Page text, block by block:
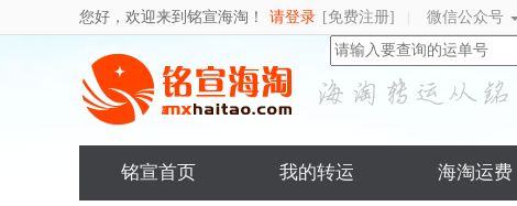
您好，欢迎来到铭宣海淘！ 请登录 [免费注册] 微信公众号
铭宣首页 我的转运 海淘运费